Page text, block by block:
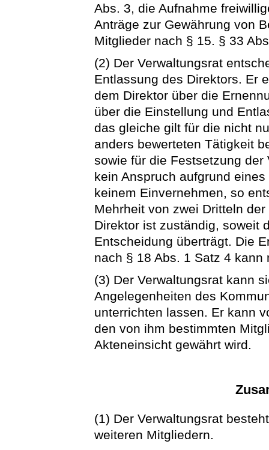
Abs. 3, die Aufnahme
Anträge zur Gewährung von
Mitglieder nach § 15. § 33
(2) Der Verwaltungsrat
Entlassung des Direktors. Er
dem Direktor über die
über die Einstellung und
das gleiche gilt für die nicht
anders bewerteten Tätigkeit
sowie für die Festsetzung
kein Anspruch aufgrund
keinem Einvernehmen, so
Mehrheit von zwei Dritteln
Direktor ist zuständig, soweit
Entscheidung überträgt. Die
nach § 18 Abs. 1 Satz 4
(3) Der Verwaltungsrat kann
Angelegenheiten des
unterrichten lassen. Er kann
den von ihm bestimmten
Akteneinsicht gewährt wird.
(1) Der Verwaltungsrat
weiteren Mitgliedern.